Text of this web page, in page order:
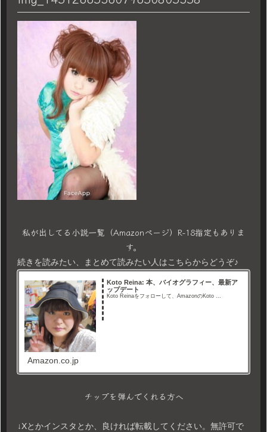
私が出してる小説一覧（Amazonページ）R-18指定もありま
す。
続きを読みたい、まとめて読みたい人はこちらからどうぞ♪
Koto Reina: 本、バイオグラフィー、最新ア
ップデート
Koto Reinaをフォローして、AmazonのKoto ...
Amazon.co.jp
チップを弾んでくれる方へ
↓Xとかインスタとか、良ければ転載してください。無許可で